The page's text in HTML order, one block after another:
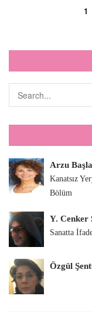
1
Arzu
Kanatsız
Bölüm
Y. Cenker
Sanatta
Özgül